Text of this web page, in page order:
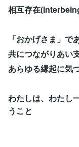
相互存在
「おかげさま」で
共につながりあい
あらゆる縁起に気
わたしは、わたし
うこと